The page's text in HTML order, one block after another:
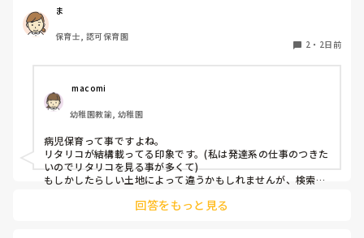
今は保育園勤務ですが、
本当は小児科で保育士として
働きたいです。
しかし、地方なのかそのような求人が
ほぼなく、ホームページなどもチェック
していますが見つかりません😭
もともと、看護師を目指していたのもあって、、
もちろん医療的なことができないのは
わかっていますが💦
ま
保育士, 認可保育園
2 ・ 2日前
macomi
幼稚園教諭, 幼稚園
病児保育って事ですよね。
リタリコが結構載ってる印象です。(私は発達系の仕事のつきた
いのでリタリコを見る事が多くて)
もしかしたらしい土地によって違うかもしれませんが、検索し
回答をもっと見る